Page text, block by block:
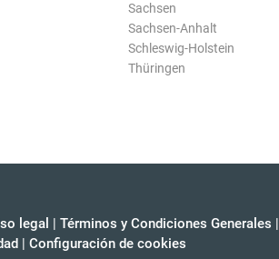
Sachsen
Sachsen-Anhalt
Schleswig-Holstein
Thüringen
legal | Términos y Condiciones Generales |
| Configuración de cookies